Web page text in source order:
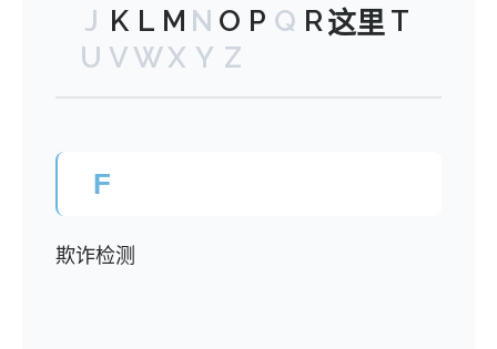
J K L M N O P Q R 这里 T
U VWX Y Z
F
欺诈检测